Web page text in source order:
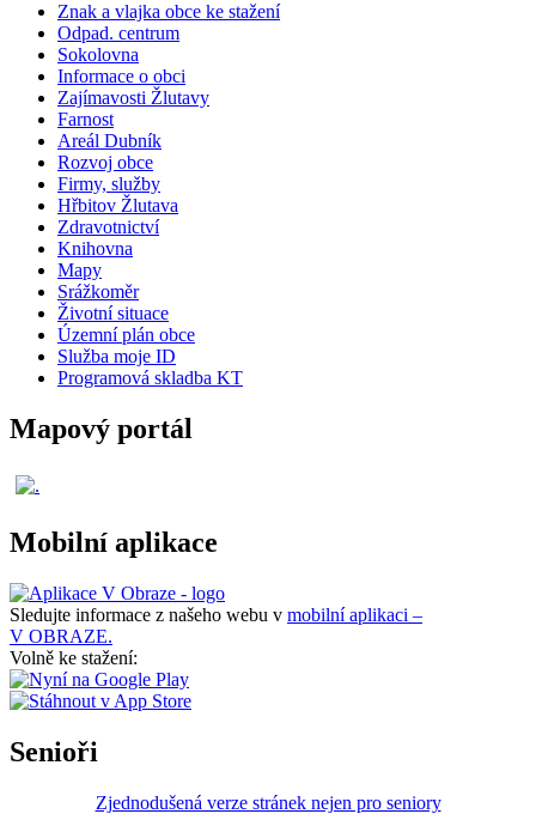
Znak a vlajka obce ke stažení
Odpad. centrum
Sokolovna
Informace o obci
Zajímavosti Žlutavy
Farnost
Areál Dubník
Rozvoj obce
Firmy, služby
Hřbitov Žlutava
Zdravotnictví
Knihovna
Mapy
Srážkoměr
Životní situace
Územní plán obce
Služba moje ID
Programová skladba KT
Mapový portál
Mobilní aplikace
Sledujte informace z našeho webu v mobilní aplikaci –
V OBRAZE.
Volně ke stažení:
Senioři
Zjednodušená verze stránek nejen pro seniory